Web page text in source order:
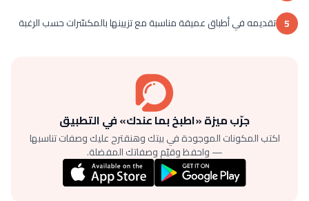
5 تقديمه في أطباق عميقة مناسبة مع تزيينها بالمكسّرات حسب الرغبة
جرّب ميزة «اطبخ بما عندك» في التطبيق
اكتب المكونات الموجودة في بيتك وهنقترح عليك وصفات تناسبها
— واحفظ وقيّم وصفاتك المفضلة.